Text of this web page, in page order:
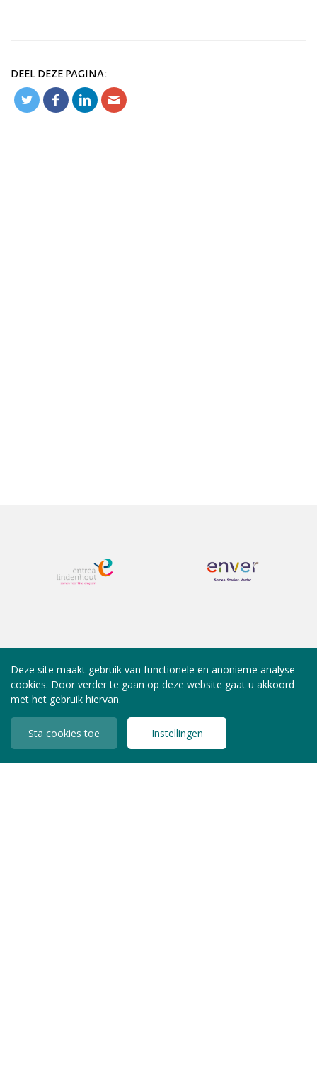
DEEL DEZE PAGINA:
Deze site maakt gebruik van functionele en anonieme analyse
cookies. Door verder te gaan op deze website gaat u akkoord
met het gebruik hiervan.
Sta cookies toe Instellingen